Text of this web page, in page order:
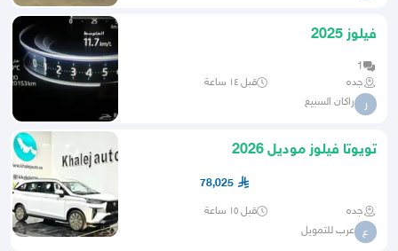
فيلوز 2025
1
جده
قبل ١٤ ساعة
ر راكان السبيع
تويوتا فيلوز موديل 2026
78,025
جده قبل ١٥ ساعة
ع عرب للتمويل